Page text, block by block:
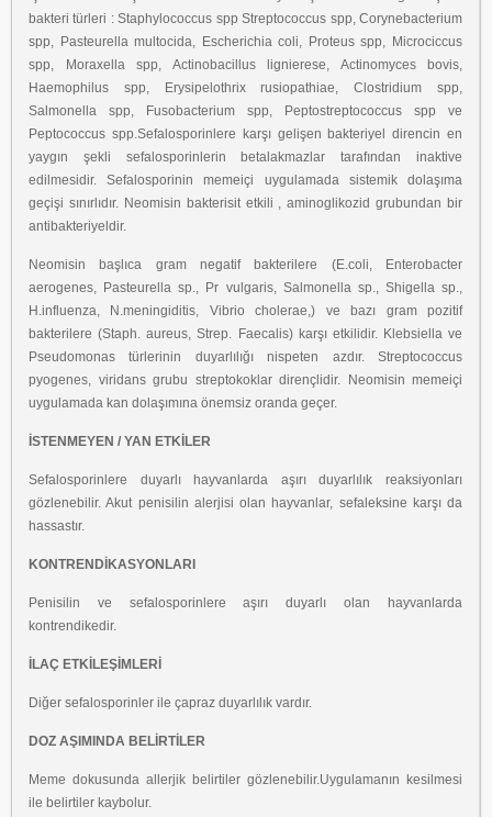
bakteri türleri : Staphylococcus spp Streptococcus spp, Corynebacterium
spp, Pasteurella multocida, Escherichia coli, Proteus spp, Microciccus
spp, Moraxella spp, Actinobacillus lignierese, Actinomyces bovis,
Haemophilus spp, Erysipelothrix rusiopathiae, Clostridium spp,
Salmonella spp, Fusobacterium spp, Peptostreptococcus spp ve
Peptococcus spp.Sefalosporinlere karşı gelişen bakteriyel direncin en
yaygın şekli sefalosporinlerin betalakmazlar tarafından inaktive
edilmesidir. Sefalosporinin memeiçi uygulamada sistemik dolaşıma
geçişi sınırlıdır. Neomisin bakterisit etkili , aminoglikozid grubundan bir
antibakteriyeldir.
Neomisin başlıca gram negatif bakterilere (E.coli, Enterobacter
aerogenes, Pasteurella sp., Pr vulgaris, Salmonella sp., Shigella sp.,
H.influenza, N.meningiditis, Vibrio cholerae,) ve bazı gram pozitif
bakterilere (Staph. aureus, Strep. Faecalis) karşı etkilidir. Klebsiella ve
Pseudomonas türlerinin duyarlılığı nispeten azdır. Streptococcus
pyogenes, viridans grubu streptokoklar dirençlidir. Neomisin memeiçi
uygulamada kan dolaşımına önemsiz oranda geçer.
İSTENMEYEN / YAN ETKİLER
Sefalosporinlere duyarlı hayvanlarda aşırı duyarlılık reaksiyonları
gözlenebilir. Akut penisilin alerjisi olan hayvanlar, sefaleksine karşı da
hassastır.
KONTRENDİKASYONLARI
Penisilin ve sefalosporinlere aşırı duyarlı olan hayvanlarda
kontrendikedir.
İLAÇ ETKİLEŞİMLERİ
Diğer sefalosporinler ile çapraz duyarlılık vardır.
DOZ AŞIMINDA BELİRTİLER
Meme dokusunda allerjik belirtiler gözlenebilir.Uygulamanın kesilmesi
ile belirtiler kaybolur.